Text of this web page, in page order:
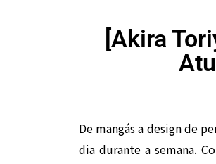
[Akira
De mangás a design de
dia durante a semana.